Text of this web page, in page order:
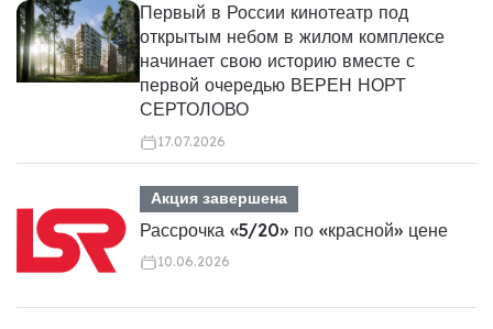
Первый в России кинотеатр под
открытым небом в жилом комплексе
начинает свою историю вместе с
первой очередью ВЕРЕН НОРТ
СЕРТОЛОВО
17.07.2026
Акция завершена
Рассрочка «5/20» по «красной» цене
10.06.2026